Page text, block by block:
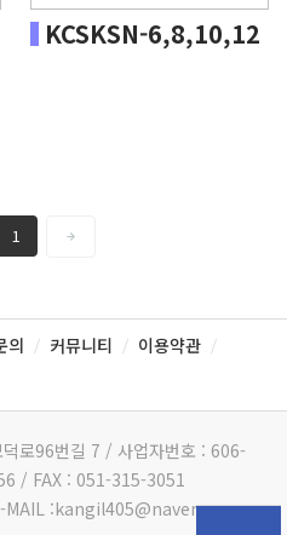
KCSKSN-6,8,10,12
1
의 / 커뮤니티 / 이용약관 /
로96번길 7 / 사업자번호 : 606-
/ FAX : 051-315-3051
MAIL :kangil405@naver.com